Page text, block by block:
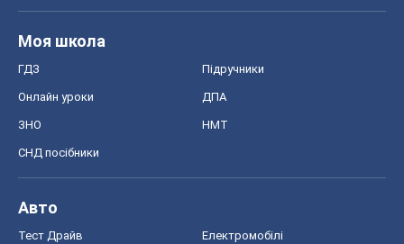
Моя школа
ГДЗ Підручники
Онлайн уроки ДПА
ЗНО НМТ
СНД посібники
Авто
Тест Драйв Електромобілі